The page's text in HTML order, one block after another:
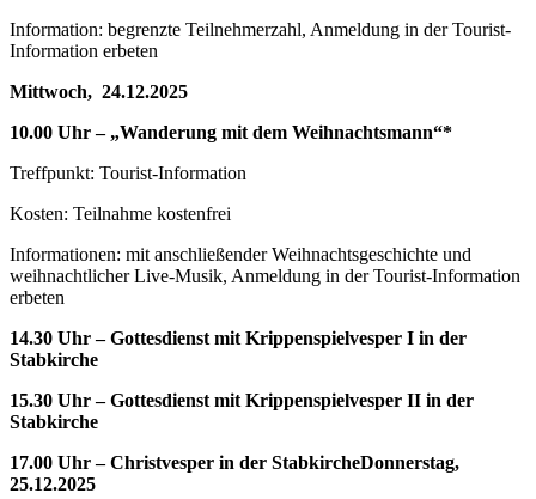
Information: begrenzte Teilnehmerzahl, Anmeldung in der Tourist-
Information erbeten
Mittwoch, 24.12.2025
10.00 Uhr – „Wanderung mit dem Weihnachtsmann“*
Treffpunkt: Tourist-Information
Kosten: Teilnahme kostenfrei
Informationen: mit anschließender Weihnachtsgeschichte und
weihnachtlicher Live-Musik, Anmeldung in der Tourist-Information
erbeten
14.30 Uhr – Gottesdienst mit Krippenspielvesper I in der
Stabkirche
15.30 Uhr – Gottesdienst mit Krippenspielvesper II in der
Stabkirche
17.00 Uhr – Christvesper in der StabkircheDonnerstag,
25.12.2025